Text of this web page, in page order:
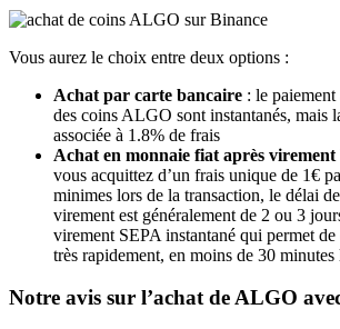
Vous aurez le choix entre deux options :
Achat par carte bancaire : le
des coins ALGO sont instantanés, mais
associée à 1.8% de frais
Achat en monnaie fiat après
vous acquittez d’un frais unique de 1€
minimes lors de la transaction, le délai
virement est généralement de 2 ou 3
virement SEPA instantané qui permet
très rapidement, en moins de 30
Notre avis sur l’achat de ALGO